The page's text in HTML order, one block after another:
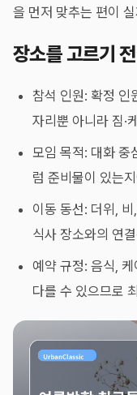
을 먼저 맞추는 편이
장소를 고르기
참석 인원: 확정 인
자리뿐 아니라 짐·
모임 목적: 대화 중
럼 준비물이 있는
이동 동선: 더위,
식사 장소와의 연
예약 규정: 음식,
다를 수 있으므로